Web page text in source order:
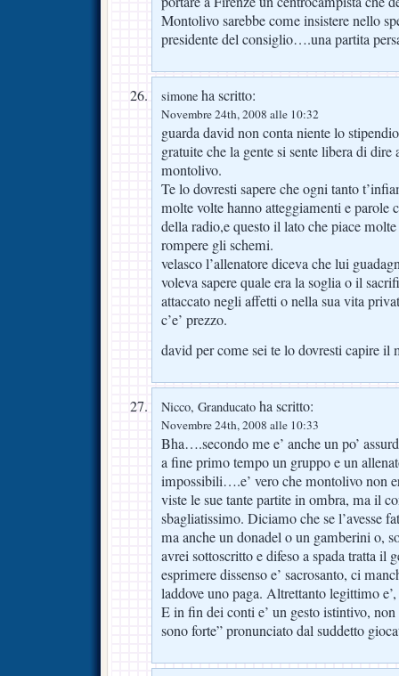
Montolivo sarebbe come insistere nello
presidente del consiglio….una partita
simone ha scritto:
Novembre 24th, 2008 alle 10:32
guarda david non conta niente lo
gratuite che la gente si sente libera di dire
montolivo.
Te lo dovresti sapere che ogni tanto
molte volte hanno atteggiamenti e parole
della radio,e questo il lato che piace
rompere gli schemi.
velasco l’allenatore diceva che lui
voleva sapere quale era la soglia o il
attaccato negli affetti o nella sua vita
c’e’ prezzo.
david per come sei te lo dovresti capire il
Nicco, Granducato ha scritto:
Novembre 24th, 2008 alle 10:33
Bha….secondo me e’ anche un po’
a fine primo tempo un gruppo e un
impossibili….e’ vero che montolivo non
viste le sue tante partite in ombra, ma il
sbagliatissimo. Diciamo che se l’avesse
ma anche un donadel o un gamberini o,
avrei sottoscritto e difeso a spada tratta il
esprimere dissenso e’ sacrosanto, ci
laddove uno paga. Altrettanto legittimo
E in fin dei conti e’ un gesto istintivo,
sono forte” pronunciato dal suddetto